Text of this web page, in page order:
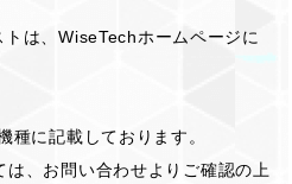
は、WiseTechホームページに
に記載しております。
、お問い合わせよりご確認の上